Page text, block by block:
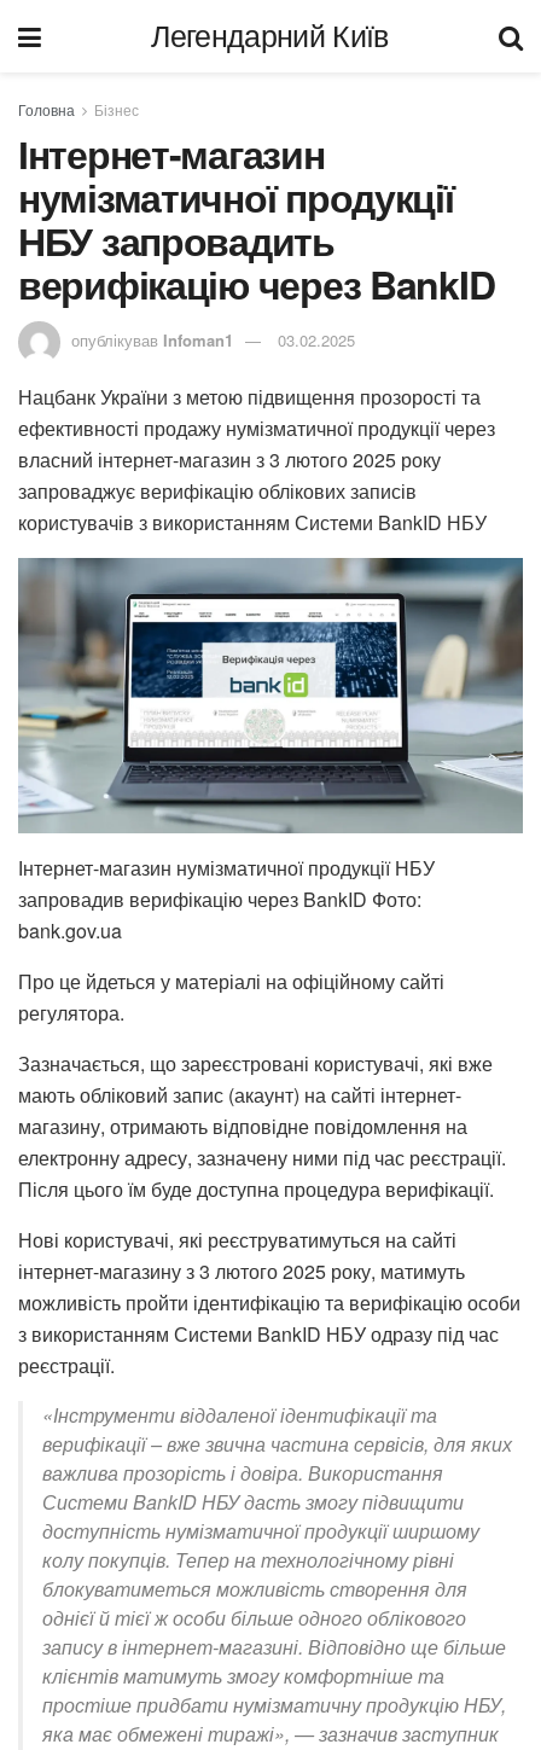
Легендарний Київ
Головна Бізнес
Інтернет-магазин
нумізматичної продукції
НБУ запровадить
верифікацію через BankID
опублікував Infoman1 03.02.2025
Нацбанк України з метою підвищення прозорості та
ефективності продажу нумізматичної продукції через
власний інтернет-магазин з 3 лютого 2025 року
запроваджує верифікацію облікових записів
користувачів з використанням Системи BankID НБУ
Інтернет-магазин нумізматичної продукції НБУ
запровадив верифікацію через BankID Фото:
bank.gov.ua
Про це йдеться у матеріалі на офіційному сайті
регулятора.
Зазначається, що зареєстровані користувачі, які вже
мають обліковий запис (акаунт) на сайті інтернет-
магазину, отримають відповідне повідомлення на
електронну адресу, зазначену ними під час реєстрації.
Після цього їм буде доступна процедура верифікації.
Нові користувачі, які реєструватимуться на сайті
інтернет-магазину з 3 лютого 2025 року, матимуть
можливість пройти ідентифікацію та верифікацію особи
з використанням Системи BankID НБУ одразу під час
реєстрації.
«Інструменти віддаленої ідентифікації та
верифікації – вже звична частина сервісів, для яких
важлива прозорість і довіра. Використання
Системи BankID НБУ дасть змогу підвищити
доступність нумізматичної продукції ширшому
колу покупців. Тепер на технологічному рівні
блокуватиметься можливість створення для
однієї й тієї ж особи більше одного облікового
запису в інтернет-магазині. Відповідно ще більше
клієнтів матимуть змогу комфортніше та
простіше придбати нумізматичну продукцію НБУ,
яка має обмежені тиражі», — зазначив заступник